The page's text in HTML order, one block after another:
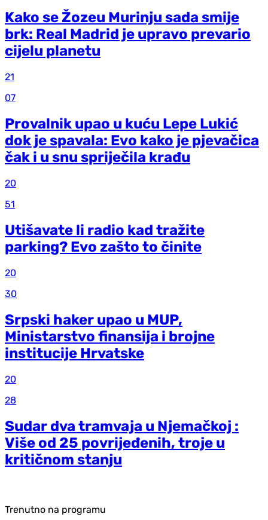
Kako se Žozeu Murinju sada smije
brk: Real Madrid je upravo prevario
cijelu planetu
21
07
Provalnik upao u kuću Lepe Lukić
dok je spavala: Evo kako je pjevačica
čak i u snu spriječila krađu
20
51
Utišavate li radio kad tražite
parking? Evo zašto to činite
20
30
Srpski haker upao u MUP,
Ministarstvo finansija i brojne
institucije Hrvatske
20
28
Sudar dva tramvaja u Njemačkoj :
Više od 25 povrijeđenih, troje u
kritičnom stanju
Trenutno na programu